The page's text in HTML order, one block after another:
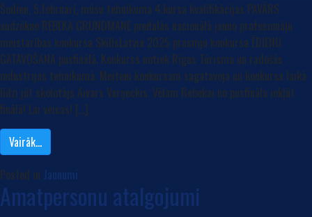
Šodien, 5.februārī, mūsu tehnikuma 4.kursa kvalifikācijas PAVĀRS
audzēkne REBEKA GRUNDMANE piedalās nacionālā jauno profesionāļu
meistarības konkursa SkillsLatvia 2025 prasmju konkursa ĒDIENU
GATAVOŠANA pusfinālā. Konkurss notiek Rīgas Tūrisma un radošās
industrijas tehnikumā. Meiteni konkursam sagatavoja un konkursa laikā
līdzi jūt skolotājs Aivars Varņeckis. Vēlam Rebekai no pusfināla iekļūt
finālā! Lai veicas! […]
Vairāk…
Posted in Jaunumi
Amatpersonu atalgojumi